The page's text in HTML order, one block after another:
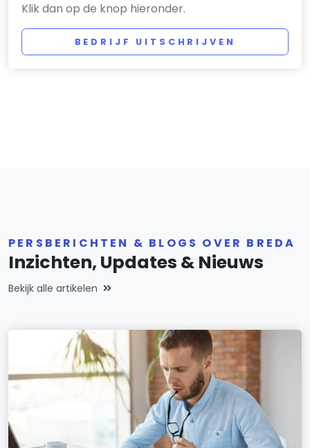
Klik dan op de knop hieronder.
BEDRIJF UITSCHRIJVEN
PERSBERICHTEN & BLOGS OVER BREDA
Inzichten, Updates & Nieuws
Bekijk alle artikelen